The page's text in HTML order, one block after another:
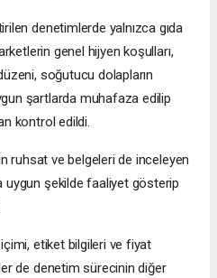
denetimlerde yalnızca gıda
genel hijyen koşulları,
soğutucu dolapların
şartlarda muhafaza edilip
kontrol edildi.
ruhsat ve belgeleri de inceleyen
uygun şekilde faaliyet gösterip
etiket bilgileri ve fiyat
de denetim sürecinin diğer